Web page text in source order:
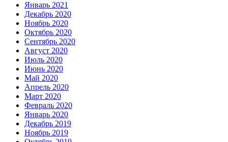
Январь 2021
Декабрь 2020
Ноябрь 2020
Октябрь 2020
Сентябрь 2020
Август 2020
Июль 2020
Июнь 2020
Май 2020
Апрель 2020
Март 2020
Февраль 2020
Январь 2020
Декабрь 2019
Ноябрь 2019